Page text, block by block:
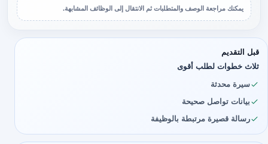
يمكنك مراجعة الوصف والمتطلبات ثم الانتقال إلى الوظائف المشابهة.
قبل التقديم
ثلاث خطوات لطلب أقوى
سيرة محدثة
بيانات تواصل صحيحة
رسالة قصيرة مرتبطة بالوظيفة